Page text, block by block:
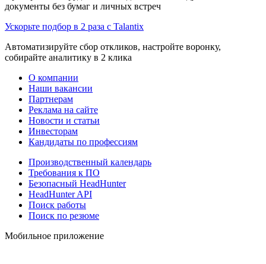
документы без бумаг и личных встреч
Ускорьте подбор в 2 раза с Talantix
Автоматизируйте сбор откликов, настройте воронку,
собирайте аналитику в 2 клика
О компании
Наши вакансии
Партнерам
Реклама на сайте
Новости и статьи
Инвесторам
Кандидаты по профессиям
Производственный календарь
Требования к ПО
Безопасный HeadHunter
HeadHunter API
Поиск работы
Поиск по резюме
Мобильное приложение